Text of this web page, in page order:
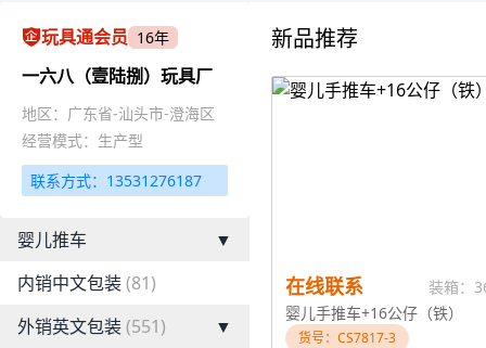
玩具通会员 16年
一六八（壹陆捌）玩具厂
地区：广东省-汕头市-澄海区
经营模式：生产型
联系方式：13531276187
婴儿推车
▼
内销中文包装(81)
外销英文包装(551)
▼
新品推荐
在线联系
装箱：
婴儿手推车+16公仔（铁）
货号：CS7817-3